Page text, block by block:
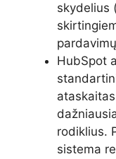
skydelius
HubSpot
rodiklius.
sistema